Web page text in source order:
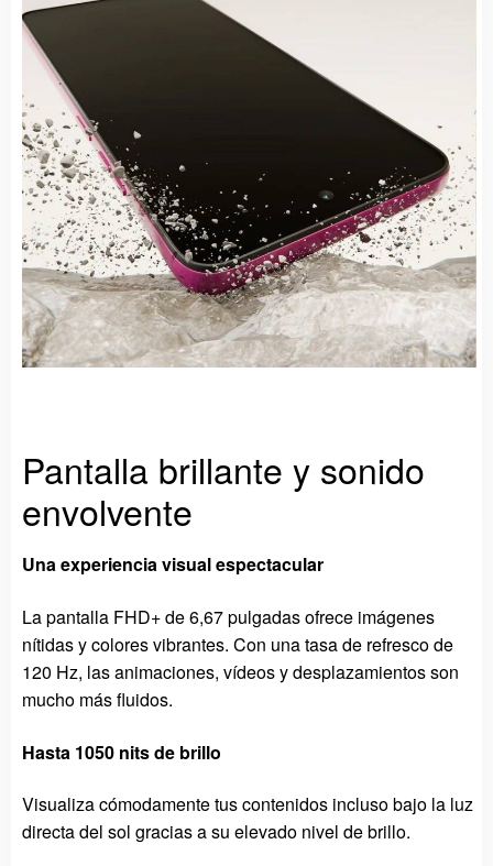
Pantalla brillante y sonido
envolvente
Una experiencia visual espectacular
La pantalla FHD+ de 6,67 pulgadas ofrece imágenes
nítidas y colores vibrantes. Con una tasa de refresco de
120 Hz, las animaciones, vídeos y desplazamientos son
mucho más fluidos.
Hasta 1050 nits de brillo
Visualiza cómodamente tus contenidos incluso bajo la luz
directa del sol gracias a su elevado nivel de brillo.